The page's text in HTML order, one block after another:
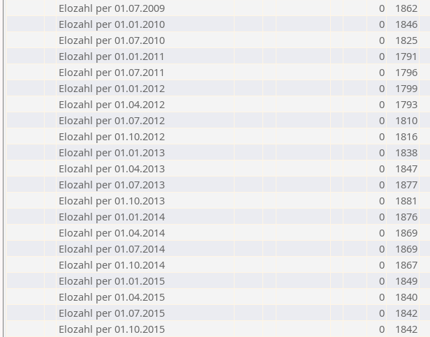
Elozahl per 01.07.2009
0
1862
Elozahl per 01.01.2010
0
1846
Elozahl per 01.07.2010
0
1825
Elozahl per 01.01.2011
0
1791
Elozahl per 01.07.2011
0
1796
Elozahl per 01.01.2012
0
1799
Elozahl per 01.04.2012
0
1793
Elozahl per 01.07.2012
0
1810
Elozahl per 01.10.2012
0
1816
Elozahl per 01.01.2013
0
1838
Elozahl per 01.04.2013
0
1847
Elozahl per 01.07.2013
0
1877
Elozahl per 01.10.2013
0
1881
Elozahl per 01.01.2014
0
1876
Elozahl per 01.04.2014
0
1869
Elozahl per 01.07.2014
0
1869
Elozahl per 01.10.2014
0
1867
Elozahl per 01.01.2015
0
1849
Elozahl per 01.04.2015
0
1840
Elozahl per 01.07.2015
0
1842
Elozahl per 01.10.2015
0
1842